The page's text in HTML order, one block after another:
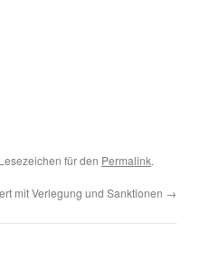
für den Permalink.
mit Verlegung und Sanktionen →